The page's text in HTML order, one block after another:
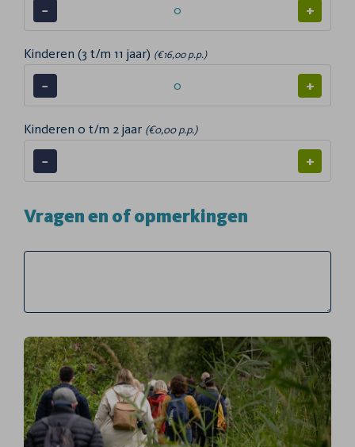
− +
Kinderen (3 t/m 11 jaar) (€16,00 p.p.)
− +
Kinderen 0 t/m 2 jaar (€0,00 p.p.)
− +
Vragen en of opmerkingen